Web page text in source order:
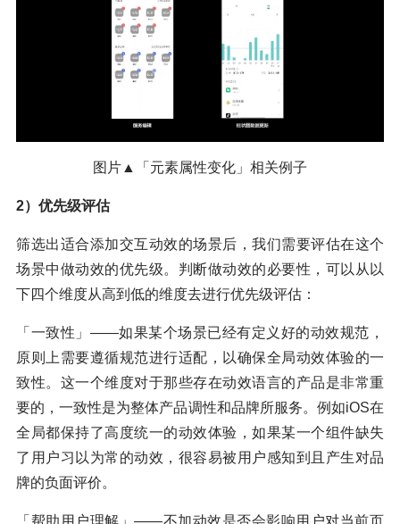
图片▲「元素属性变化」相关例子
2）优先级评估
筛选出适合添加交互动效的场景后，我们需要评估在这个
场景中做动效的优先级。判断做动效的必要性，可以从以
下四个维度从高到低的维度去进行优先级评估：
「一致性」——如果某个场景已经有定义好的动效规范，
原则上需要遵循规范进行适配，以确保全局动效体验的一
致性。这一个维度对于那些存在动效语言的产品是非常重
要的，一致性是为整体产品调性和品牌所服务。例如iOS在
全局都保持了高度统一的动效体验，如果某一个组件缺失
了用户习以为常的动效，很容易被用户感知到且产生对品
牌的负面评价。
「帮助用户理解」——不加动效是否会影响用户对当前页